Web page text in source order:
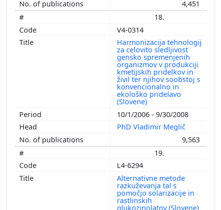
4,451
18.
V4-0314
Harmonizacija tehnologij
za celovito sledljivost
gensko spremenjenih
organizmov v produkciji
kmetijskih pridelkov in
živil ter njihov soobstoj s
konvencionalno in
ekološko pridelavo
(Slovene)
10/1/2006 - 9/30/2008
PhD Vladimir Meglič
9,563
19.
L4-6294
Alternativne metode
razkuževanja tal s
pomočjo solarizacije in
rastlinskih
glukozinolatov (Slovene)